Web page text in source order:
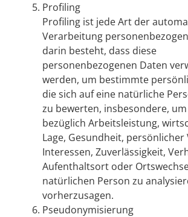
Profiling
Profiling ist jede Art der
Verarbeitung
darin besteht, dass diese
personenbezogenen Daten
werden, um bestimmte
die sich auf eine natürliche
zu bewerten, insbesondere,
bezüglich Arbeitsleistung,
Lage, Gesundheit, persönlicher
Interessen, Zuverlässigkeit,
Aufenthaltsort oder
natürlichen Person zu
vorherzusagen.
Pseudonymisierung